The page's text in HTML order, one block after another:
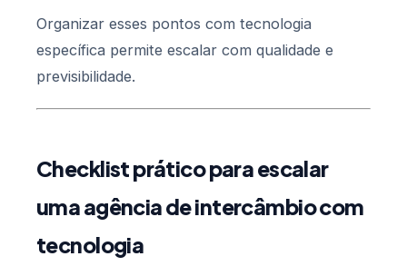
Organizar esses pontos com tecnologia
específica permite escalar com qualidade e
previsibilidade.
Checklist prático para escalar
uma agência de intercâmbio com
tecnologia